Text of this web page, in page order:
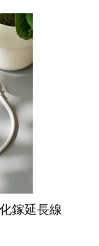
鎵延長線